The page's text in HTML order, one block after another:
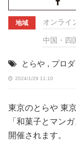
地域 オンライ
中国・四
とらや , プロ
2024/1/29 11:10
東京のとらや 東
「和菓子とマン
開催されます。